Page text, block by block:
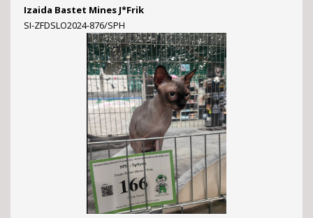
Izaida Bastet Mines J*Frik
SI-ZFDSLO2024-876/SPH